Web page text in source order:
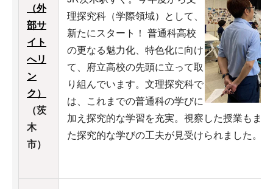
（外
部サ
イト
へリ
ン
ク）
（茨
木
市）
理探究科（学際領域）として、
新たにスタート！ 普通科高校
の更なる魅力化、特色化に向け
て、府立高校の先頭に立って取
り組んでいます。文理探究科で
は、これまでの普通科の学びに
加え探究的な学習を充実。視察した授業もま
た探究的な学びの工夫が見受けられました。